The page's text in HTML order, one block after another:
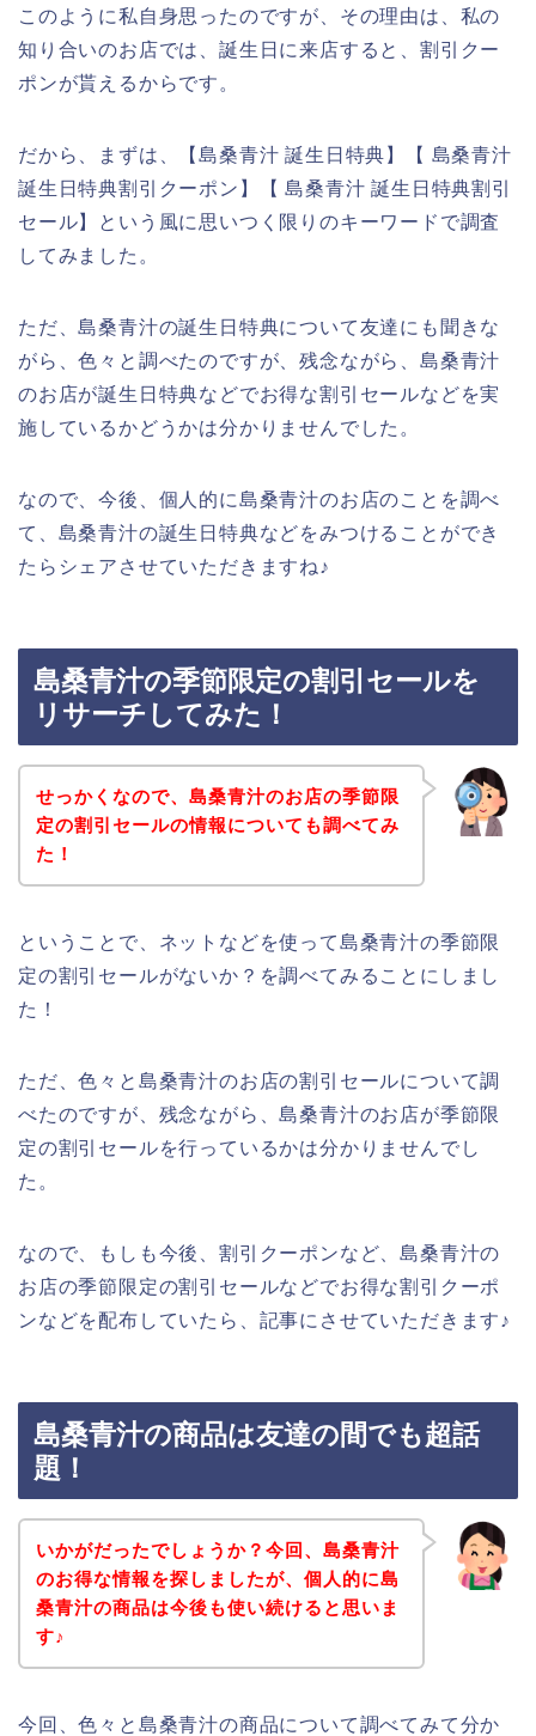
このように私自身思ったのですが、その理由は、私の
知り合いのお店では、誕生日に来店すると、割引クー
ポンが貰えるからです。
だから、まずは、【島桑青汁 誕生日特典】【 島桑青汁
誕生日特典割引クーポン】【 島桑青汁 誕生日特典割引
セール】という風に思いつく限りのキーワードで調査
してみました。
ただ、島桑青汁の誕生日特典について友達にも聞きな
がら、色々と調べたのですが、残念ながら、島桑青汁
のお店が誕生日特典などでお得な割引セールなどを実
施しているかどうかは分かりませんでした。
なので、今後、個人的に島桑青汁のお店のことを調べ
て、島桑青汁の誕生日特典などをみつけることができ
たらシェアさせていただきますね♪
島桑青汁の季節限定の割引セールを
リサーチしてみた！
せっかくなので、島桑青汁のお店の季節限
定の割引セールの情報についても調べてみ
た！
ということで、ネットなどを使って島桑青汁の季節限
定の割引セールがないか？を調べてみることにしまし
た！
ただ、色々と島桑青汁のお店の割引セールについて調
べたのですが、残念ながら、島桑青汁のお店が季節限
定の割引セールを行っているかは分かりませんでし
た。
なので、もしも今後、割引クーポンなど、島桑青汁の
お店の季節限定の割引セールなどでお得な割引クーポ
ンなどを配布していたら、記事にさせていただきます♪
島桑青汁の商品は友達の間でも超話
題！
いかがだったでしょうか？今回、島桑青汁
のお得な情報を探しましたが、個人的に島
桑青汁の商品は今後も使い続けると思いま
す♪
今回、色々と島桑青汁の商品について調べてみて分か